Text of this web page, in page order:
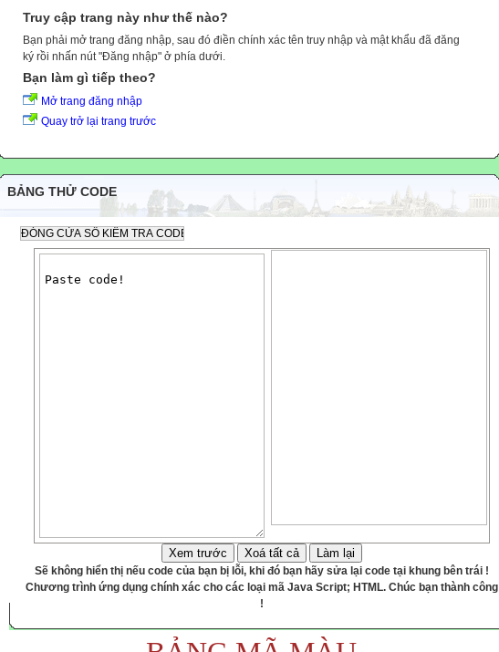
Truy cập trang này như thế nào?
Bạn phải mở trang đăng nhập, sau đó điền chính xác tên truy nhập và mật khẩu đã đăng
ký rồi nhấn nút "Đăng nhập" ở phía dưới.
Bạn làm gì tiếp theo?
Mở trang đăng nhập
Quay trở lại trang trước
BẢNG THỬ CODE
Xem trước Xoá tất cả Làm lại
Sẽ không hiển thị nếu code của bạn bị lỗi, khi đó bạn hãy sửa lại code tại khung bên trái !
Chương trình ứng dụng chính xác cho các loại mã Java Script; HTML. Chúc bạn thành công
!